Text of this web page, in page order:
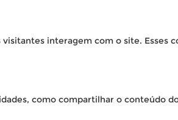
interagem com o site.
como compartilhar o conteúdo